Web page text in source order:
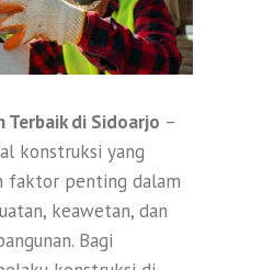
Terbaik di Sidoarjo –
konstruksi yang
faktor penting dalam
keawetan, dan
Bagi